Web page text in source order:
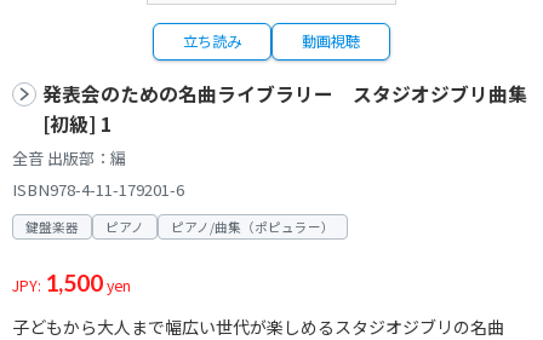
立ち読み 動画視聴
発表会のための名曲ライブラリー スタジオジブリ曲集
[初級] 1
全音 出版部：編
ISBN978-4-11-179201-6
鍵盤楽器 ピアノ ピアノ/曲集（ポピュラー）
JPY: 1,500yen
子どもから大人まで幅広い世代が楽しめるスタジオジブリの名曲